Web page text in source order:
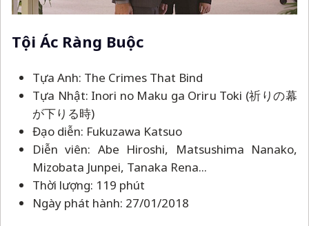
Tội Ác Ràng Buộc
Tựa Anh: The Crimes That Bind
Tựa Nhật: Inori no Maku ga Oriru Toki (祈りの幕
が下りる時)
Đạo diễn: Fukuzawa Katsuo
Diễn viên: Abe Hiroshi, Matsushima Nanako,
Mizobata Junpei, Tanaka Rena...
Thời lượng: 119 phút
Ngày phát hành: 27/01/2018